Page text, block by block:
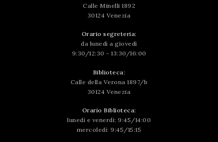
Calle Minelli 1892
30124 Venezia
Orario segreteria:
da lunedì a giovedì
9:30/12:30 - 13:30/16:00
Biblioteca:
Calle della Verona 1897/b
30124 Venezia
Orario Biblioteca:
lunedì e venerdì: 9:45/14:00
mercoledì: 9:45/15:15